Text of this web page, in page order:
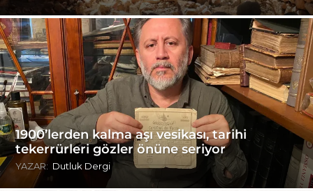
1900’lerden kalma aşı vesikası, tarihi
tekerrürleri gözler önüne seriyor
YAZAR: Dutluk Dergi